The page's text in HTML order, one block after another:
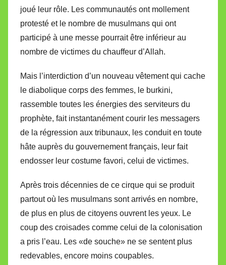
joué leur rôle. Les communautés ont mollement
protesté et le nombre de musulmans qui ont
participé à une messe pourrait être inférieur au
nombre de victimes du chauffeur d’Allah.
Mais l’interdiction d’un nouveau vêtement qui cache
le diabolique corps des femmes, le burkini,
rassemble toutes les énergies des serviteurs du
prophète, fait instantanément courir les messagers
de la régression aux tribunaux, les conduit en toute
hâte auprès du gouvernement français, leur fait
endosser leur costume favori, celui de victimes.
Après trois décennies de ce cirque qui se produit
partout où les musulmans sont arrivés en nombre,
de plus en plus de citoyens ouvrent les yeux. Le
coup des croisades comme celui de la colonisation
a pris l’eau. Les «de souche» ne se sentent plus
redevables, encore moins coupables.